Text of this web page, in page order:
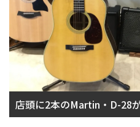
店頭に2本のMartin・D-28